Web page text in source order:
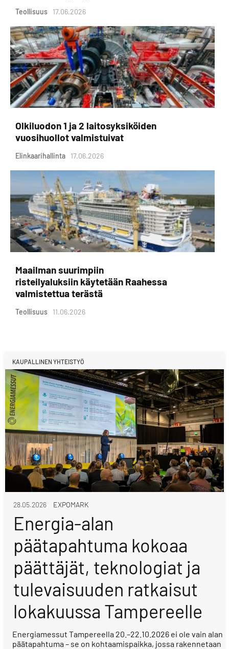
Teollisuus 17.06.2026
Olkiluodon 1 ja 2 laitosyksiköiden
vuosihuollot valmistuivat
Elinkaarihallinta 17.06.2026
Maailman suurimpiin
risteilyaluksiin käytetään Raahessa
valmistettua terästä
Teollisuus 11.06.2026
KAUPALLINEN YHTEISTYÖ
28.05.2026 EXPOMARK
Energia-alan
päätapahtuma kokoaa
päättäjät, teknologiat ja
tulevaisuuden ratkaisut
lokakuussa Tampereelle
Energiamessut Tampereella 20.–22.10.2026 ei ole vain alan
päätapahtuma – se on kohtaamispaikka, jossa rakennetaan